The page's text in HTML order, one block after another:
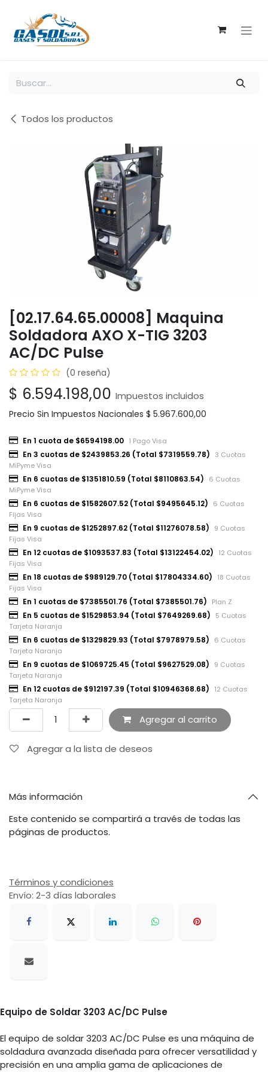
Todos los productos
[02.17.64.65.00008] Maquina
Soldadora AXO X-TIG 3203
AC/DC Pulse
(0 reseña)
$ 6.594.198,00 Impuestos incluidos
Precio Sin Impuestos Nacionales $ 5.967.600,00
En 1 cuota de $6594198.00 1 Pago Visa
En 3 cuotas de $2439853.26 (Total $7319559.78)
3 Cuotas
MiPyme Visa
En 6 cuotas de $1351810.59 (Total $8110863.54)
6 Cuotas
MiPyme Visa
En 6 cuotas de $1582607.52 (Total $9495645.12)
6 Cuotas
Fijas Visa
En 9 cuotas de $1252897.62 (Total $11276078.58)
9 Cuotas
Fijas Visa
En 12 cuotas de $1093537.83 (Total $13122454.02)
12 Cuotas
Fijas Visa
En 18 cuotas de $989129.70 (Total $17804334.60)
18 Cuotas
Fijas Visa
En 1 cuotas de $7385501.76 (Total $7385501.76) Plan Z
En 5 cuotas de $1529853.94 (Total $7649269.68)
5 Cuotas
Tarjeta Naranja
En 6 cuotas de $1329829.93 (Total $7978979.58)
6 Cuotas
Tarjeta Naranja
En 9 cuotas de $1069725.45 (Total $9627529.08)
9 Cuotas
Tarjeta Naranja
En 12 cuotas de $912197.39 (Total $10946368.68)
12 Cuotas
Tarjeta Naranja
Agregar al carrito
Agregar a la lista de deseos
Más información
Este contenido se compartirá a través de todas las
páginas de productos.
Términos y condiciones
Envío: 2-3 días laborales
Equipo de Soldar 3203 AC/DC Pulse
El equipo de soldar 3203 AC/DC Pulse es una máquina de
soldadura avanzada diseñada para ofrecer versatilidad y
precisión en una amplia gama de aplicaciones de